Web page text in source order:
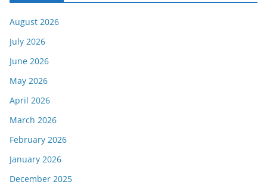
August 2026
July 2026
June 2026
May 2026
April 2026
March 2026
February 2026
January 2026
December 2025